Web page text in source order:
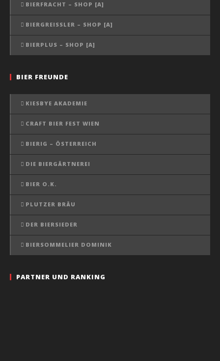
BIERFRACHT – SHOP [A]
BIERGREISSLER – SHOP [A]
BIERPLUS – SHOP [A]
BIER FREUNDE
KIESBYE AKADEMIE
CRAFT BIER FEST WIEN
BIERIG – ÖSTERREICH
DIE BIERGÄRTNEREI
BIER O.K.
PLUTZER BRÄU
DER BIERSIEDER
BIERSOMMELIER DOMINIK
PARTNER UND RANKING